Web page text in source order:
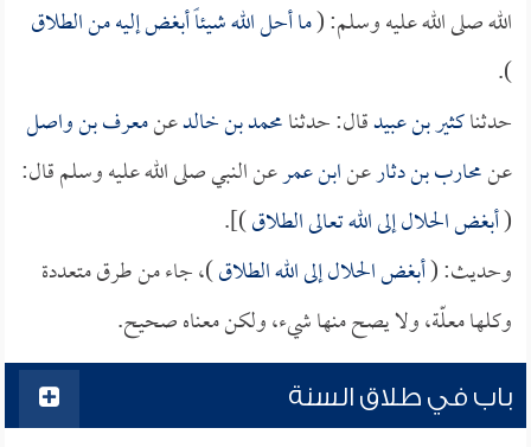
الله صلى الله عليه وسلم: (ما أحل الله شيئاً أبغض إليه من الطلاق
).
حدثناكثير بن عبيدقال: حدثنامحمد بن خالدعنمعرف بن واصل
عنمحارب بن دثارعنابن عمرعن النبي صلى الله عليه وسلم قال:
(أبغض الحلال إلى الله تعالى الطلاق)].
وحديث: (أبغض الحلال إلى الله الطلاق)، جاء من طرق متعددة
وكلها معلّة، ولا يصح منها شيء، ولكن معناه صحيح.
باب في طلاق السنة